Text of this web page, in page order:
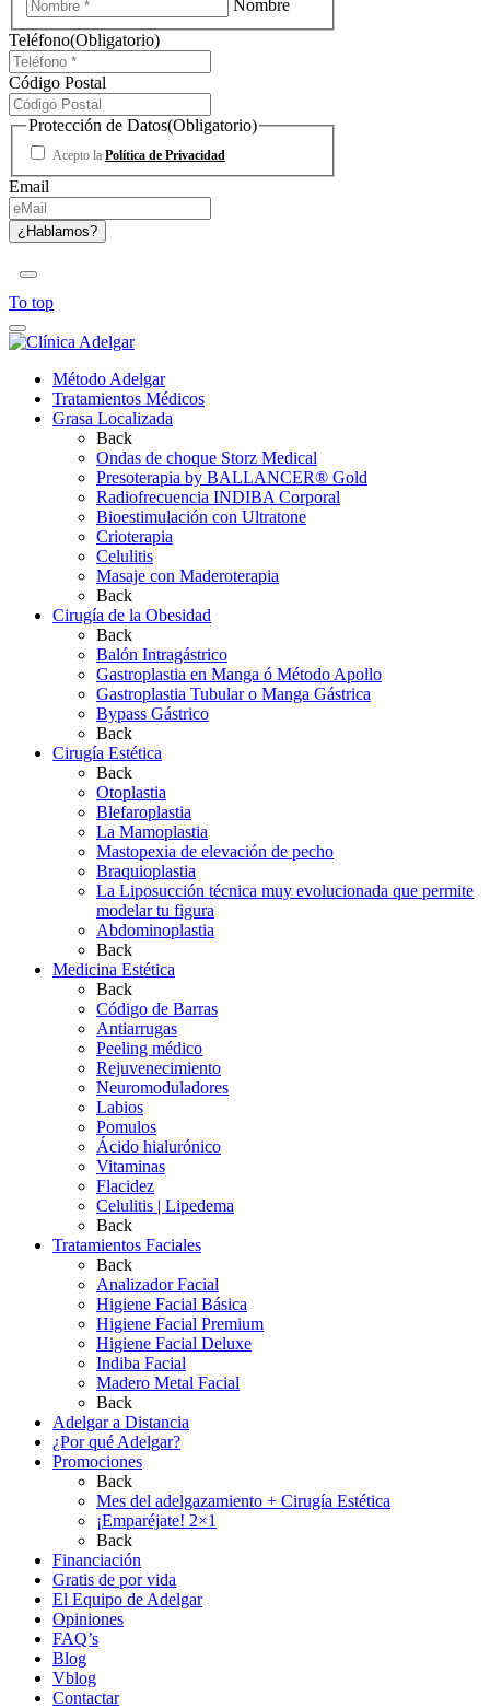
Nombre
Teléfono(Obligatorio)
Código Postal
Protección de Datos(Obligatorio)
Acepto la Política de Privacidad
Email
To top
Método Adelgar
Tratamientos Médicos
Grasa Localizada
Back
Ondas de choque Storz Medical
Presoterapia by BALLANCER® Gold
Radiofrecuencia INDIBA Corporal
Bioestimulación con Ultratone
Crioterapia
Celulitis
Masaje con Maderoterapia
Back
Cirugía de la Obesidad
Back
Balón Intragástrico
Gastroplastia en Manga ó Método Apollo
Gastroplastia Tubular o Manga Gástrica
Bypass Gástrico
Back
Cirugía Estética
Back
Otoplastia
Blefaroplastia
La Mamoplastia
Mastopexia de elevación de pecho
Braquioplastia
La Liposucción técnica muy evolucionada que permite
modelar tu figura
Abdominoplastia
Back
Medicina Estética
Back
Código de Barras
Antiarrugas
Peeling médico
Rejuvenecimiento
Neuromoduladores
Labios
Pomulos
Ácido hialurónico
Vitaminas
Flacidez
Celulitis | Lipedema
Back
Tratamientos Faciales
Back
Analizador Facial
Higiene Facial Básica
Higiene Facial Premium
Higiene Facial Deluxe
Indiba Facial
Madero Metal Facial
Back
Adelgar a Distancia
¿Por qué Adelgar?
Promociones
Back
Mes del adelgazamiento + Cirugía Estética
¡Emparéjate! 2×1
Back
Financiación
Gratis de por vida
El Equipo de Adelgar
Opiniones
FAQ’s
Blog
Vblog
Contactar